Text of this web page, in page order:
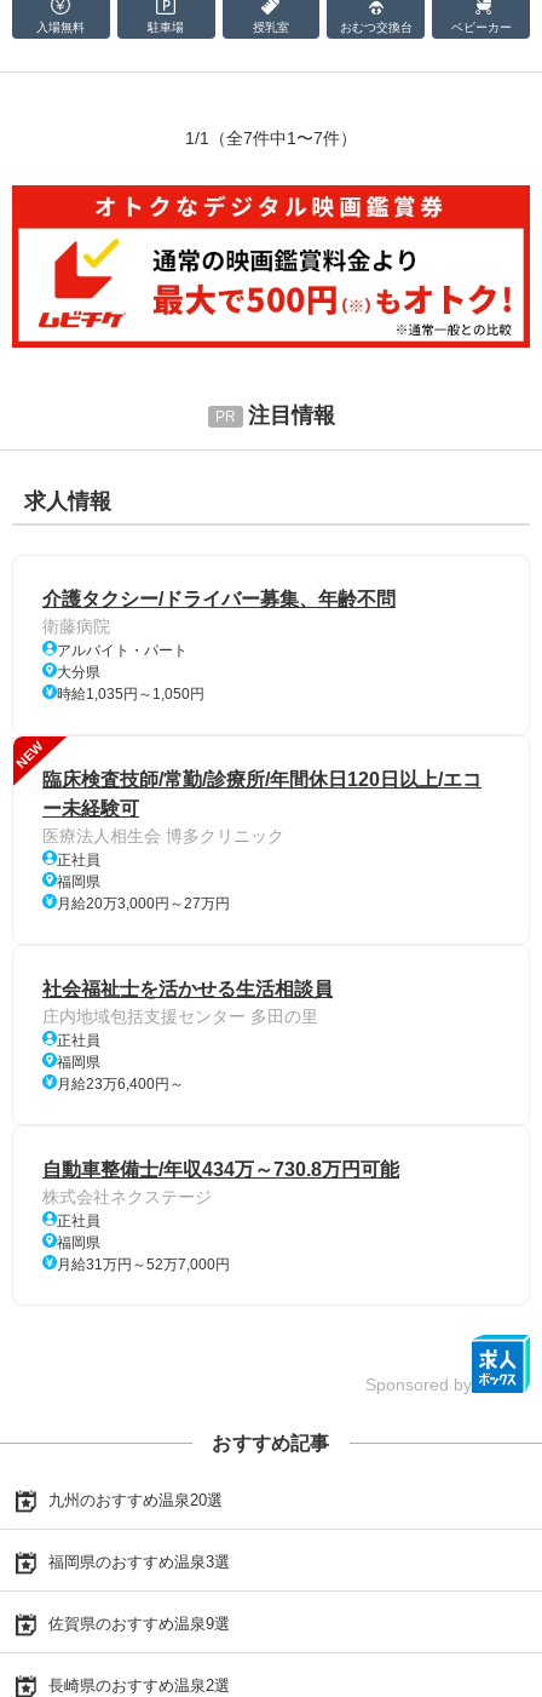
入場無料 駐車場 授乳室 おむつ交換台 ベビーカー
1/1 （全7件中1〜7件）
注目情報
求人情報
介護タクシー/ドライバー募集、年齢不問
衛藤病院
アルバイト・パート
大分県
時給1,035円～1,050円
NEW
臨床検査技師/常勤/診療所/年間休日120日以上/エコ
ー未経験可
医療法人相生会 博多クリニック
正社員
福岡県
月給20万3,000円～27万円
社会福祉士を活かせる生活相談員
庄内地域包括支援センター 多田の里
正社員
福岡県
月給23万6,400円～
自動車整備士/年収434万～730.8万円可能
株式会社ネクステージ
正社員
福岡県
月給31万円～52万7,000円
Sponsored by
おすすめ記事
九州のおすすめ温泉20選
福岡県のおすすめ温泉3選
佐賀県のおすすめ温泉9選
長崎県のおすすめ温泉2選